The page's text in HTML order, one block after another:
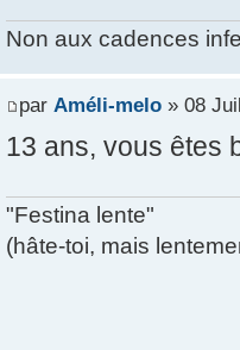
Non aux cadences
par Améli-melo» 08
13 ans, vous êtes
"Festina lente"
(hâte-toi, mais